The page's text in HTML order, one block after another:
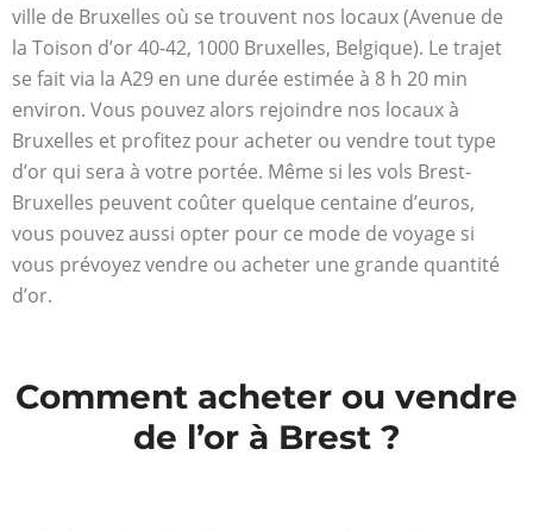
ville de Bruxelles où se trouvent nos locaux (Avenue de
la Toison d’or 40-42, 1000 Bruxelles, Belgique). Le trajet
se fait via la A29 en une durée estimée à 8 h 20 min
environ. Vous pouvez alors rejoindre nos locaux à
Bruxelles et profitez pour acheter ou vendre tout type
d’or qui sera à votre portée. Même si les vols Brest-
Bruxelles peuvent coûter quelque centaine d’euros,
vous pouvez aussi opter pour ce mode de voyage si
vous prévoyez vendre ou acheter une grande quantité
d’or.
Comment acheter ou vendre
de l’or à Brest ?